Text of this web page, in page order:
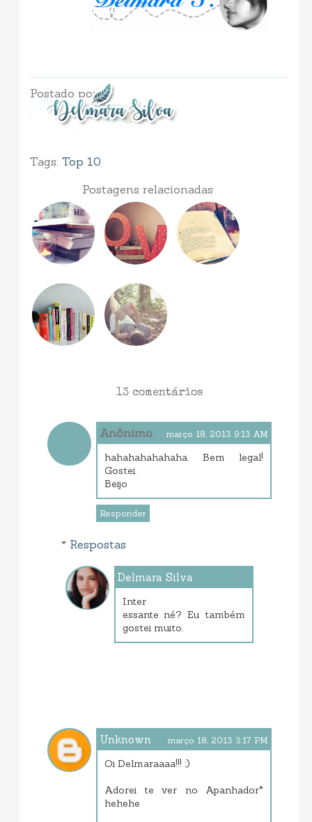
Postado por
Tags: Top 10
Postagens relacionadas
13 comentários
Anônimo março 18, 2013 9:13 AM
hahahahahahaha. Bem legal!
Gostei.
Beijo
Responder
Respostas
Delmara Silva
Inter
essante né? Eu também
gostei muito.
Unknown março 18, 2013 3:17 PM
Oi Delmaraaaa!!! :)
Adorei te ver no Apanhador*
hehehe